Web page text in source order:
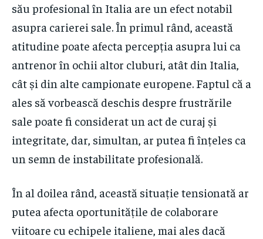
său profesional în Italia are un efect notabil
asupra carierei sale. În primul rând, această
atitudine poate afecta percepția asupra lui ca
antrenor în ochii altor cluburi, atât din Italia,
cât și din alte campionate europene. Faptul că a
ales să vorbească deschis despre frustrările
sale poate fi considerat un act de curaj și
integritate, dar, simultan, ar putea fi înțeles ca
un semn de instabilitate profesională.
În al doilea rând, această situație tensionată ar
putea afecta oportunitățile de colaborare
viitoare cu echipele italiene, mai ales dacă